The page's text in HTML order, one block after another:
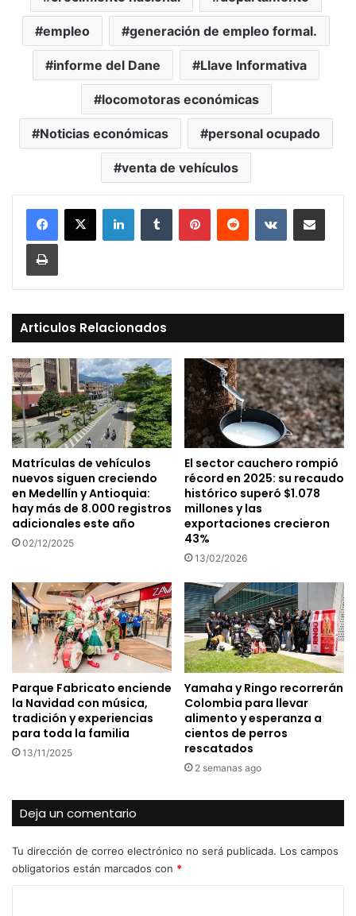
empleo generación de empleo formal.
informe del Dane Llave Informativa
locomotoras económicas
Noticias económicas personal ocupado
venta de vehículos
LinkedInTumblr PinterestReddit VKontakteCompartir vía Mail
Print
Articulos Relacionados
Matrículas de vehículos
nuevos siguen creciendo
en Medellín y Antioquia:
hay más de 8.000 registros
adicionales este año
02/12/2025
El sector cauchero rompió
récord en 2025: su recaudo
histórico superó $1.078
millones y las
exportaciones crecieron
43%
13/02/2026
Parque Fabricato enciende
la Navidad con música,
tradición y experiencias
para toda la familia
13/11/2025
Yamaha y Ringo recorrerán
Colombia para llevar
alimento y esperanza a
cientos de perros
rescatados
2 semanas ago
Deja un comentario
Tu dirección de correo electrónico no será publicada. Los campos
obligatorios están marcados con *